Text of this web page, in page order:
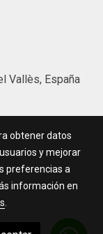
Vallès, España
obtener datos
y mejorar
preferencias a
información en